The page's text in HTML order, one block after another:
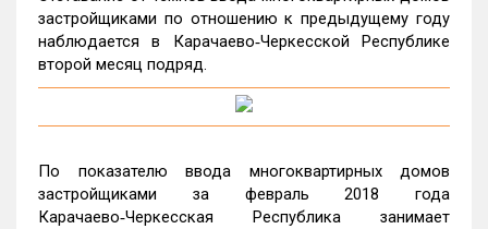
застройщиками по отношению к предыдущему году
наблюдается в Карачаево‑Черкесской Республике
второй месяц подряд.
По показателю ввода многоквартирных домов
застройщиками за февраль 2018 года
Карачаево‑Черкесская Республика занимает